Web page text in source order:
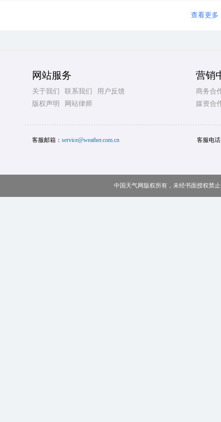
查看更多
网站服务
关于我们 联系我们
用户反馈
版权声明
网站律师
营销
商务合
媒资合
客服邮箱： service@weather.com.cn 客服电
中国天气网版权所有，未经书面授权